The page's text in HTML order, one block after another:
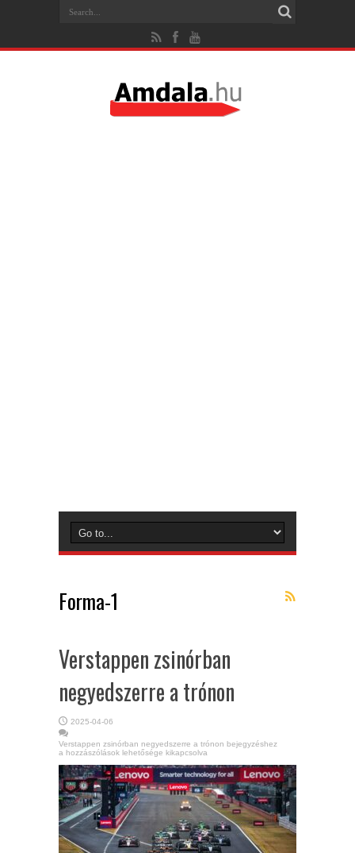
Forma-1
Verstappen zsinórban
negyedszerre a trónon
2025-04-06
Verstappen zsinórban negyedszerre a trónon bejegyzéshez
a hozzászólások lehetősége kikapcsolva